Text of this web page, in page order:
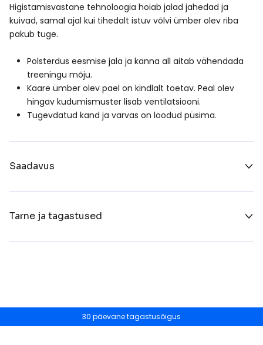
Higistamisvastane tehnoloogia hoiab jalad jahedad ja
kuivad, samal ajal kui tihedalt istuv võlvi ümber olev riba
pakub tuge.
Polsterdus eesmise jala ja kanna all aitab vähendada
treeningu mõju.
Kaare ümber olev pael on kindlalt toetav. Peal olev
hingav kudumismuster lisab ventilatsiooni.
Tugevdatud kand ja varvas on loodud püsima.
Saadavus
Tarne ja tagastused
30 päevane tagastusõigus